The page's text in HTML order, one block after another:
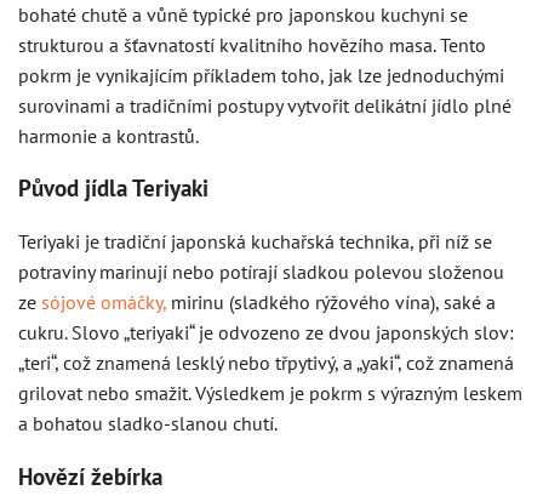
bohaté chutě a vůně typické pro japonskou kuchyni se
strukturou a šťavnatostí kvalitního hovězího masa. Tento
pokrm je vynikajícím příkladem toho, jak lze jednoduchými
surovinami a tradičními postupy vytvořit delikátní jídlo plné
harmonie a kontrastů.
Původ jídla Teriyaki
Teriyaki je tradiční japonská kuchařská technika, při níž se
potraviny marinují nebo potírají sladkou polevou složenou
ze sójové omáčky, mirinu (sladkého rýžového vína), saké a
cukru. Slovo „teriyaki“ je odvozeno ze dvou japonských slov:
„teri“, což znamená lesklý nebo třpytivý, a „yaki“, což znamená
grilovat nebo smažit. Výsledkem je pokrm s výrazným leskem
a bohatou sladko-slanou chutí.
Hovězí žebírka